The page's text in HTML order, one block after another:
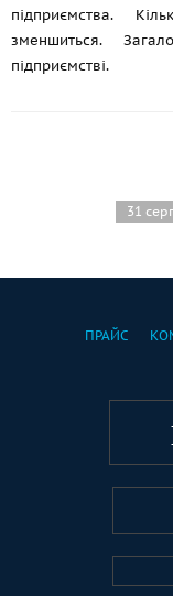
підприємства.
зменшиться.
підприємстві.
31
ПРАЙС